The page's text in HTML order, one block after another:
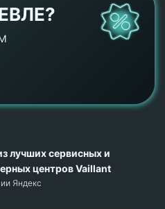
лучших сервисных и
центров Vaillant
Яндекс